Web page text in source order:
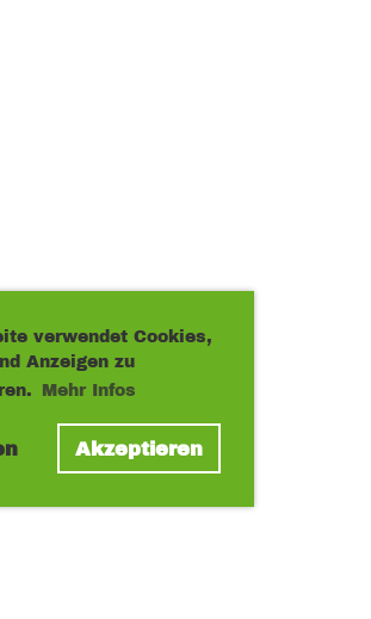
verwendet Cookies,
Anzeigen zu
Mehr Infos
Akzeptieren